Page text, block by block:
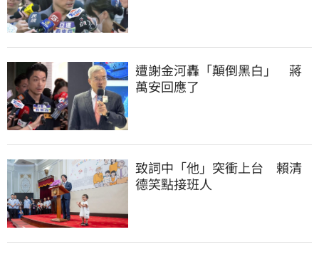
遭謝金河轟「顛倒黑白」　蔣
萬安回應了
致詞中「他」突衝上台　賴清
德笑點接班人